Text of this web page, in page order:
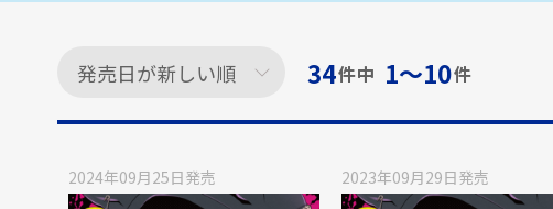
ツ
34件中 1〜10件
2024年09月25日発売 2023年09月29日発売